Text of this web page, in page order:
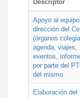
Descriptor
Apoyo al
dirección del
(órganos
agenda, viajes,
eventos,
por parte del
del mismo
Elaboración del